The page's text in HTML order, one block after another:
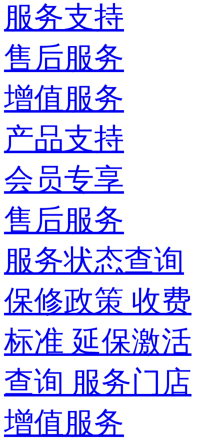
服务支持
售后服务
增值服务
产品支持
会员专享
售后服务
服务状态查询
保修政策 收费
标准 延保激活
查询 服务门店
增值服务